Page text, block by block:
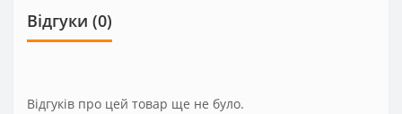
Відгуки (0)
Відгуків про цей товар ще не було.